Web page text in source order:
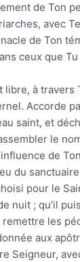
de Ton
avec
de Ton
ceux que
à
Accorde
saint, et
le
de
du
pour le
nuit ; qu’il
les
aux
Seigneur,